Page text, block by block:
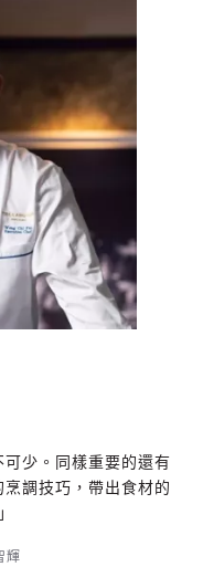
可少。同樣重要的還有
調技巧，帶出食材的
輝